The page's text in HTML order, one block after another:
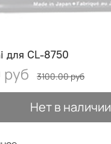
для CL-8750
3100.00 руб
Нет в наличии